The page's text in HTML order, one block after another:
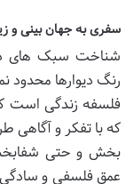
سفری به جهان بینی و
شناخت سبک های
رنگ دیوارها محدود
فلسفه زندگی است
که با تفکر و آگاهی
بخش و حتی شفابخش
عمق فلسفی و سادگی